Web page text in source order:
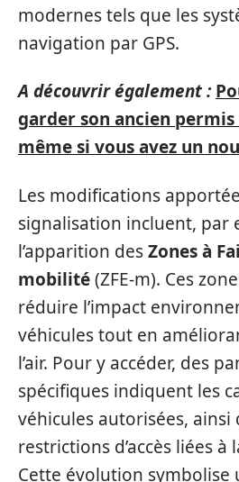
modernes tels que les
navigation par GPS.
A découvrir également :
garder son ancien
même si vous avez un
Les modifications
signalisation incluent, par
l’apparition desZones à
mobilité(ZFE-m). Ces
réduire l’impact
véhicules tout en
l’air. Pour y accéder, des
spécifiques indiquent les
véhicules autorisées, ainsi
restrictions d’accès liées à
Cette évolution symbolise